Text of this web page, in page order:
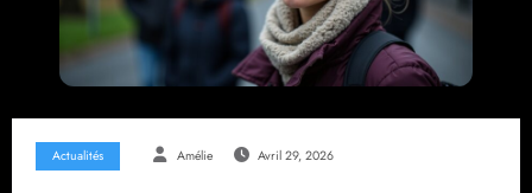
Actualités Amélie Avril 29, 2026